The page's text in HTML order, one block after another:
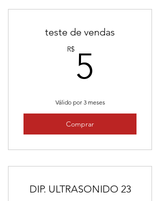
vivo
teste de vendas
R$ 5
Válido por 3 meses
Comprar
DIP. ULTRASONIDO 23